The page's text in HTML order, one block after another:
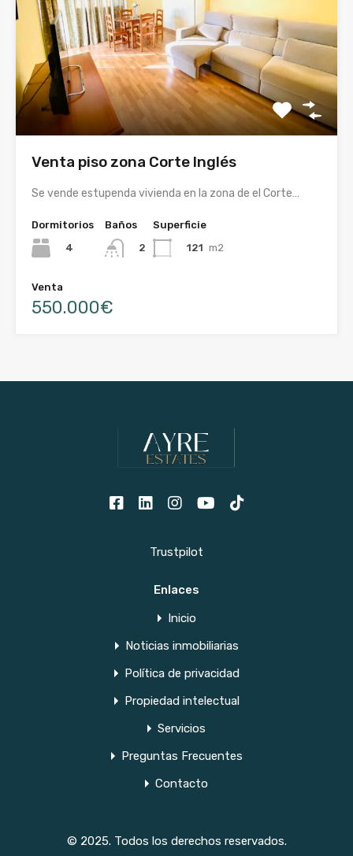
Venta piso zona Corte Inglés
Se vende estupenda vivienda en la zona de el Corte…
Dormitorios
4
Baños
2
Superficie
121 m2
Venta
550.000€
Trustpilot
Enlaces
Inicio
Noticias inmobiliarias
Política de privacidad
Propiedad intelectual
Servicios
Preguntas Frecuentes
Contacto
© 2025. Todos los derechos reservados.